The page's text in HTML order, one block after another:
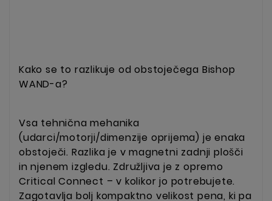
Kako se to razlikuje od obstoječega Bishop
WAND-a?
Vsa tehnična mehanika
(udarci/motorji/dimenzije oprijema) je enaka
obstoječi. Razlika je v magnetni zadnji plošči
in njenem izgledu. Združljiva je z opremo
Critical Connect – v kolikor jo potrebujete.
Zagotavlja bolj kompaktno velikost pena, ki pa